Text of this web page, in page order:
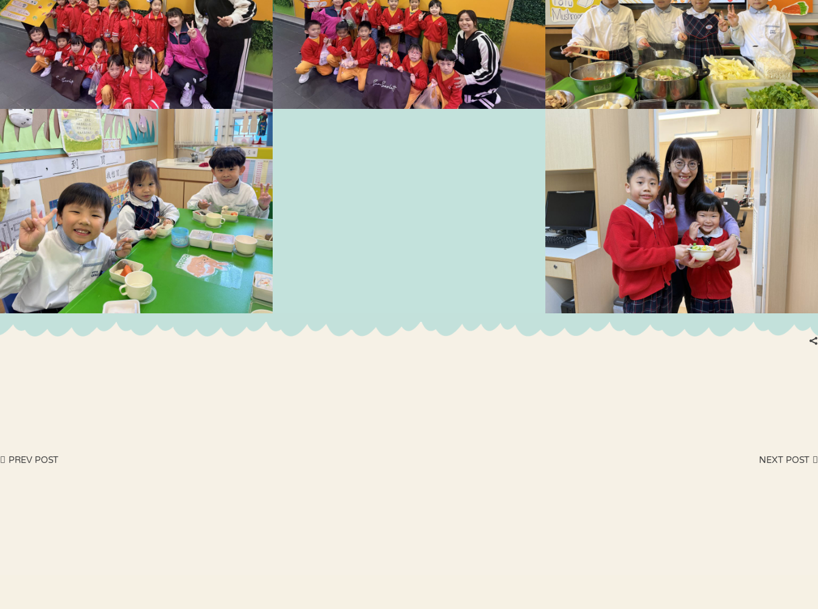
PREV POST NEXT POST